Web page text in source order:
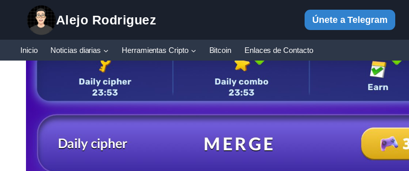
contenido
Alejo Rodriguez Únete a Telegram
Inicio Noticias diarias Herramientas Cripto Bitcoin Enlaces de Contacto